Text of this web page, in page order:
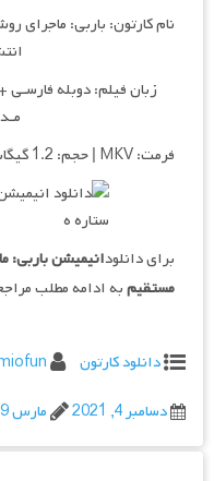
نام کارتون: باربی: ماجرای
زبان فیلم: دوبله
مـدت:
فرمت: MKV | حجم: 1.2 گیگابایت + 673 مگابایت | امتیاز: 5.6 از 10
برای دانلودانیمیشن باربی:
مستقیمبه ادامه مطلب
دانلود کارتون
دسامبر 4, 2021
مارس 19, 2022